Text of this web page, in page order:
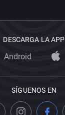
DESCARGA LA APP
Android
SÍGUENOS EN